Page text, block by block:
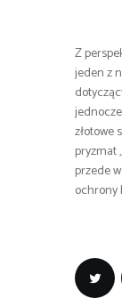
Z
jeden z
złotowe
pryzmat
przede
ochrony